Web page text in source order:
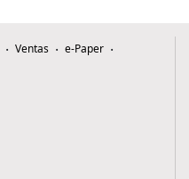
Ventas
e-Paper